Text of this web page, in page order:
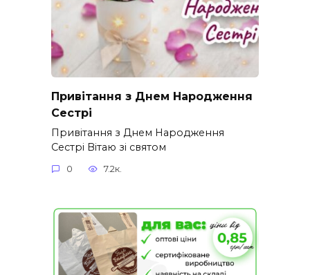
Привітання з Днем Народження
Сестрі
Привітання з Днем Народження
Сестрі Вітаю зі святом
0 7.2к.